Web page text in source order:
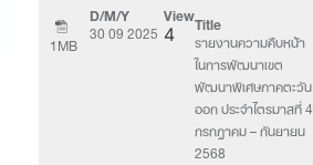
1MB
D/M/Y
30 09 2025
View
4 Title
รายงานความคืบหน้า
ในการพัฒนาเขต
พัฒนาพิเศษภาคตะวัน
ออก ประจำไตรมาสที่ 4
กรกฎาคม – กันยายน
2568